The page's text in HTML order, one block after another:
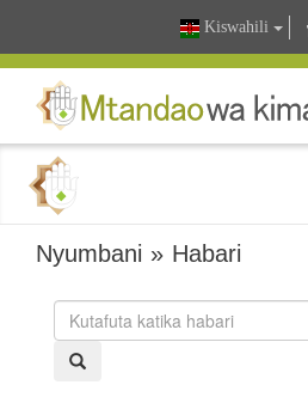
Kiswahili
Nyumbani » Habari